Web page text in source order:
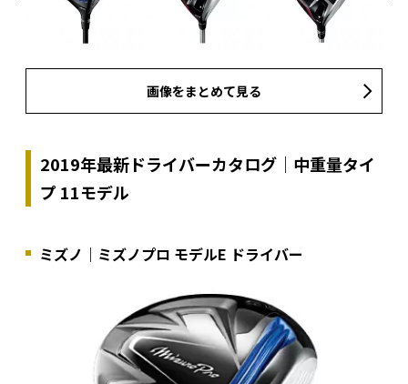
画像をまとめて見る
2019年最新ドライバーカタログ｜中重量タイ
プ 11モデル
ミズノ｜ミズノプロ モデルE ドライバー